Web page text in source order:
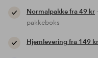
Normalpakke fra 49 kr
pakkeboks
Hjemlevering fra 149 kr